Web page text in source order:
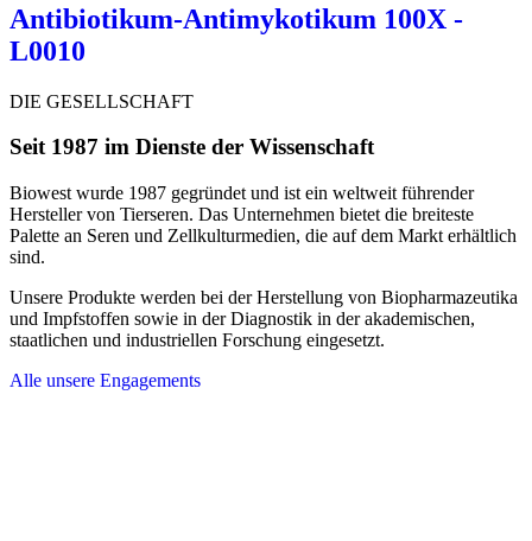
Antibiotikum-Antimykotikum 100X -
L0010
DIE GESELLSCHAFT
Seit 1987 im Dienste der Wissenschaft
Biowest wurde 1987 gegründet und ist ein weltweit führender
Hersteller von Tierseren. Das Unternehmen bietet die breiteste
Palette an Seren und Zellkulturmedien, die auf dem Markt erhältlich
sind.
Unsere Produkte werden bei der Herstellung von Biopharmazeutika
und Impfstoffen sowie in der Diagnostik in der akademischen,
staatlichen und industriellen Forschung eingesetzt.
Alle unsere Engagements